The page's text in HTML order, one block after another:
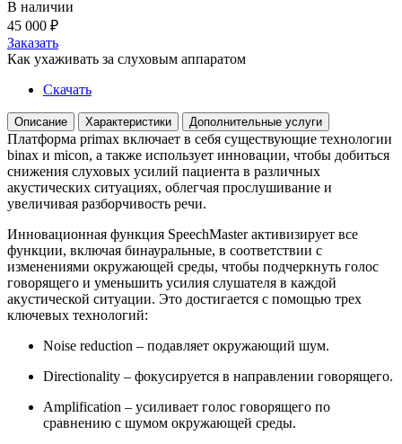
В наличии
45 000 ₽
Заказать
Как ухаживать за слуховым аппаратом
Скачать
Описание Характеристики Дополнительные услуги
Платформа primax включает в себя существующие технологии
binax и micon, а также использует инновации, чтобы добиться
снижения слуховых усилий пациента в различных
акустических ситуациях, облегчая прослушивание и
увеличивая разборчивость речи.
Инновационная функция SpeechMaster активизирует все
функции, включая бинауральные, в соответствии с
изменениями окружающей среды, чтобы подчеркнуть голос
говорящего и уменьшить усилия слушателя в каждой
акустической ситуации. Это достигается с помощью трех
ключевых технологий:
Noise reduction – подавляет окружающий шум.
Directionality – фокусируется в направлении говорящего.
Amplification – усиливает голос говорящего по
сравнению с шумом окружающей среды.